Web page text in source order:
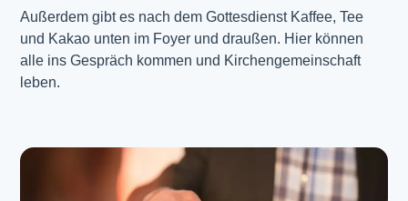
Außerdem gibt es nach dem Gottesdienst Kaffee, Tee
und Kakao unten im Foyer und draußen. Hier können
alle ins Gespräch kommen und Kirchengemeinschaft
leben.